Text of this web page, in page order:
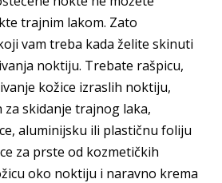
trajnim lakom. Zato
vam treba kada želite skinuti
noktiju. Trebate rašpicu,
kožice izraslih noktiju,
skidanje trajnog laka,
aluminijsku ili plastičnu foliju
za prste od kozmetičkih
oko noktiju i naravno krema